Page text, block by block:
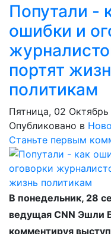
Попутали -
ошибки и
портят
политикам
Пятница, 02 Октябрь
Опубликовано в
Станьте первым
В понедельник, 28
ведущая CNN Эшли
комментируя